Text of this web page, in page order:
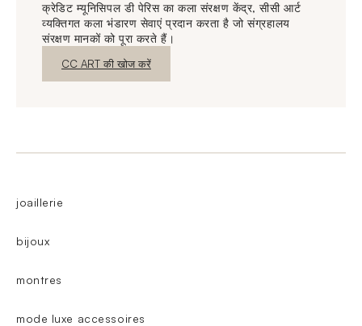
क्रेडिट म्यूनिसिपल डी पेरिस का कला संरक्षण केंद्र, सीसी आर्ट
व्यक्तिगत कला भंडारण सेवाएं प्रदान करता है जो संग्रहालय
संरक्षण मानकों को पूरा करते हैं।
नई विंडो
CC ART की खोज करें
joaillerie
bijoux
montres
mode luxe accessoires